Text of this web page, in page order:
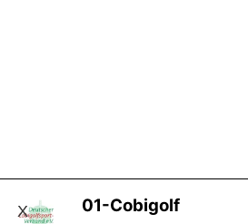
01-Cobigolf
X